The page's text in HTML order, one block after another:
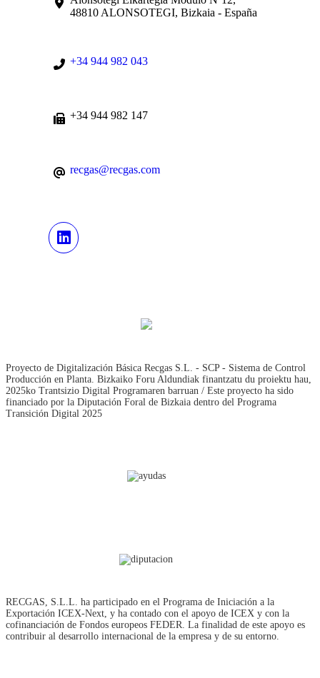
48810 ALONSOTEGI, Bizkaia - España
+34 944 982 043
+34 944 982 147
recgas@recgas.com
Proyecto de Digitalización Básica Recgas S.L. - SCP - Sistema de Control
Producción en Planta. Bizkaiko Foru Aldundiak finantzatu du proiektu hau,
2025ko Trantsizio Digital Programaren barruan / Este proyecto ha sido
financiado por la Diputación Foral de Bizkaia dentro del Programa
Transición Digital 2025
RECGAS, S.L.L. ha participado en el Programa de Iniciación a la
Exportación ICEX‐Next, y ha contado con el apoyo de ICEX y con la
cofinanciación de Fondos europeos FEDER. La finalidad de este apoyo es
contribuir al desarrollo internacional de la empresa y de su entorno.